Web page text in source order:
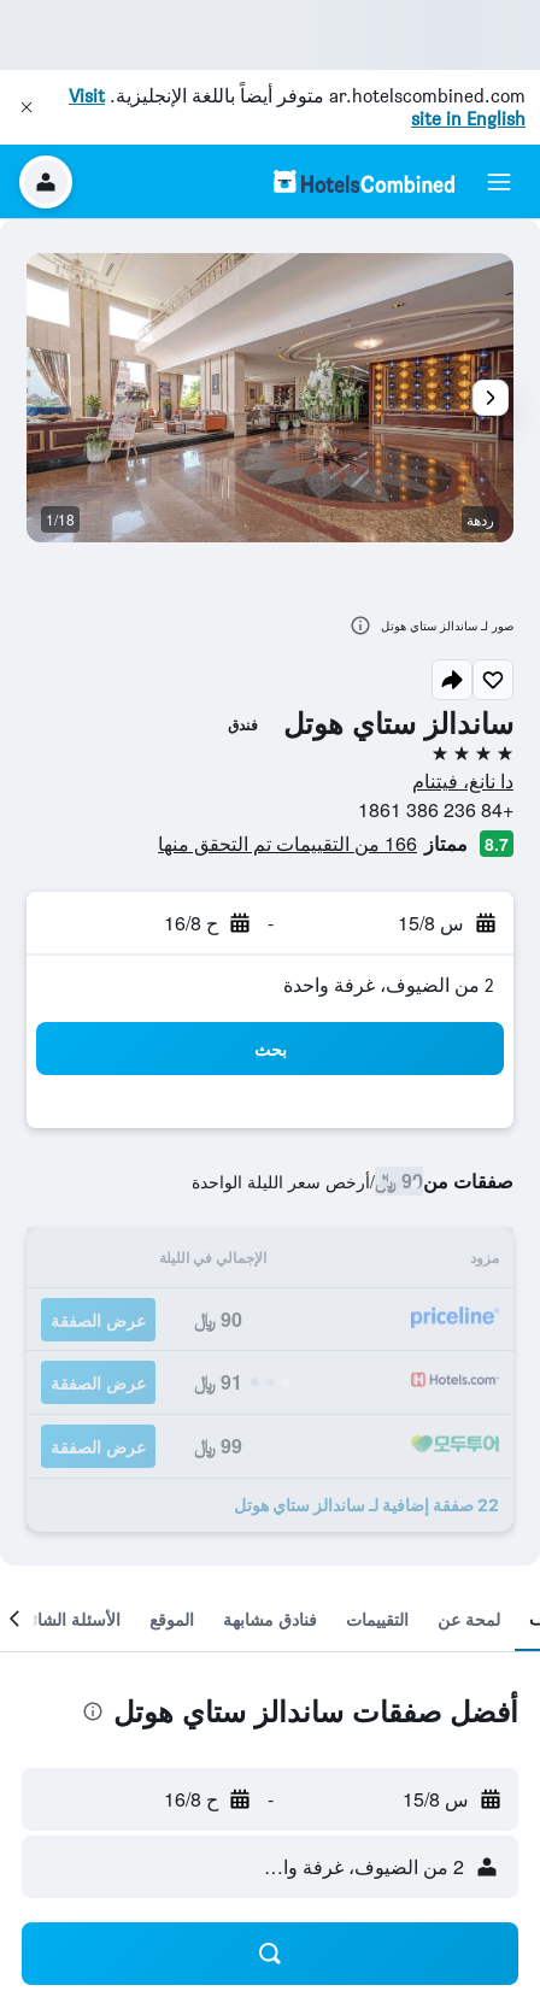
ar.hotelscombined.com متوفر أيضاً باللغة الإنجليزية.Visit
site in English
ساندالز ستاي هوتل فندق
4 نجوم
دا نانغ، فيتنام
+84 236 386 1861
8.7 ممتاز 166 من التقييمات تم التحقق منها
س 15/8 - ح 16/8
2 من الضيوف، غرفة واحدة
بحث
صفقات من90 ﷼ /أرخص سعر الليلة الواحدة
مزود الإجمالي في الليلة
90 ﷼ عرض الصفقة
91 ﷼ عرض الصفقة
99 ﷼ عرض الصفقة
22 صفقة إضافية لـ ساندالز ستاي هوتل
ردهة 1/18
صور لـ ساندالز ستاي هوتل
لمحة عن التقييمات فنادق مشابهة الموقع الأسئلة الشائعة
أفضل صفقات ساندالز ستاي هوتل
س 15/8 - ح 16/8
2 من الضيوف، غرفة واحدة